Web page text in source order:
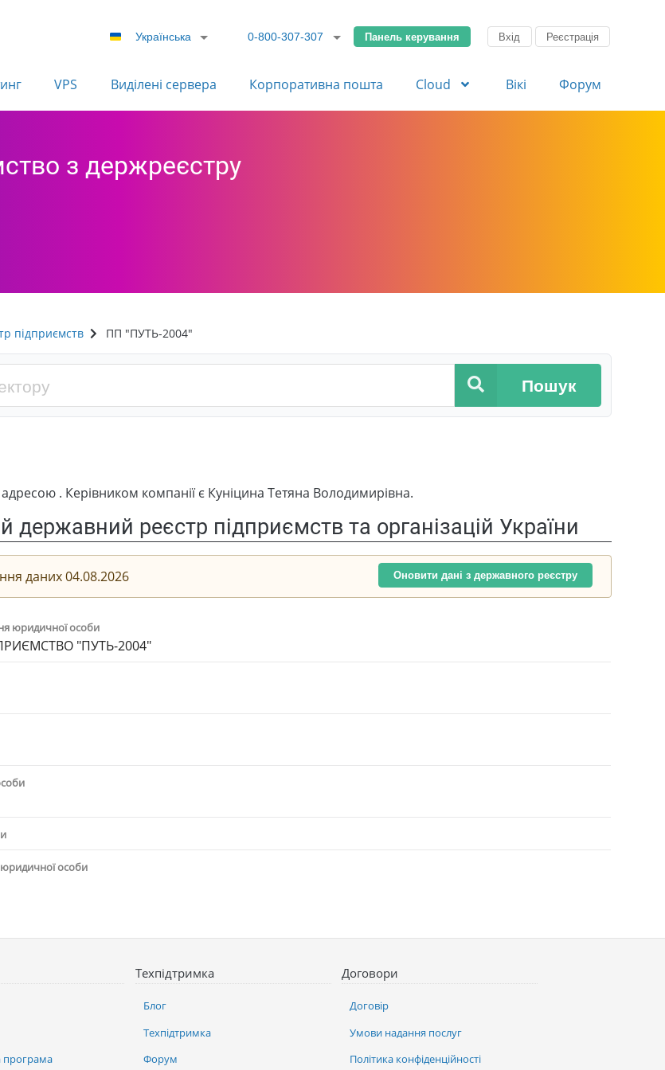
Українська 0-800-307-307 Панель керування Вхід Реєстрація
VPS Виділені сервера Корпоративна пошта Cloud Вікі Форум
з держреєстру
підприємств ПП "ПУТЬ-2004"
Пошук
. Керівником компанії є Куніцина Тетяна Володимирівна.
державний реєстр підприємств та організацій України
даних 04.08.2026 Оновити дані з державного реєстру
юридичної особи
"ПУТЬ-2004"
особи
програма
Техпідтримка
Блог
Техпідтримка
Форум
Договори
Договір
Умови надання послуг
Політика конфіденційності